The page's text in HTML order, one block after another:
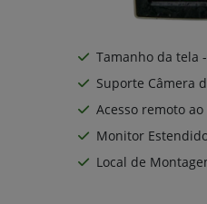
Tamanho da tela
Suporte Câmera
Acesso remoto
Monitor
Local de